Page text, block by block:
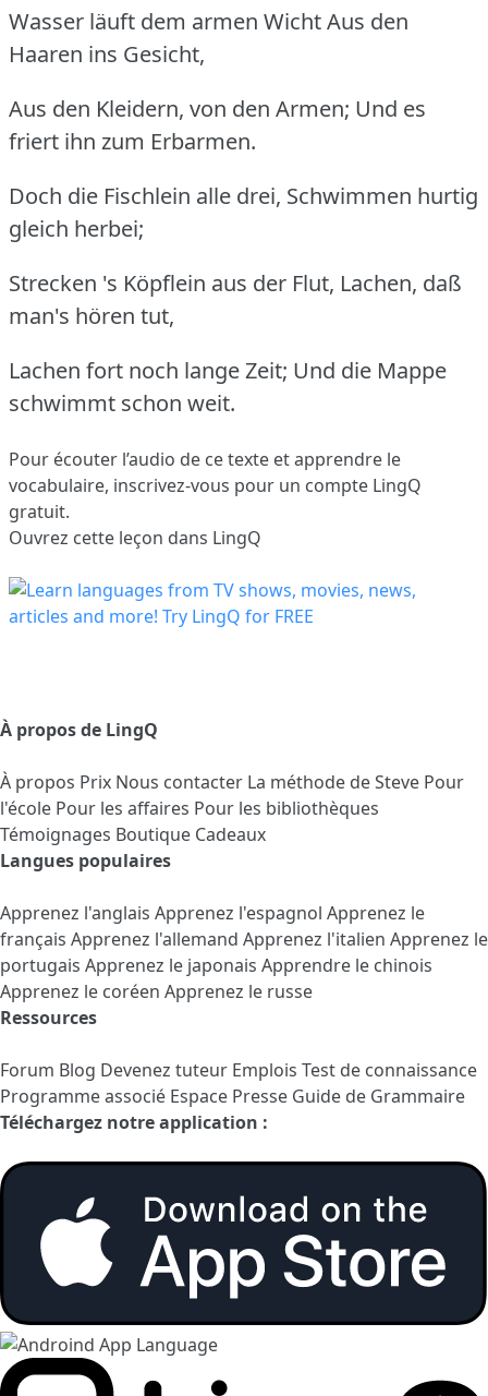
Wasser läuft dem armen Wicht Aus den
Haaren ins Gesicht,
Aus den Kleidern, von den Armen; Und es
friert ihn zum Erbarmen.
Doch die Fischlein alle drei, Schwimmen hurtig
gleich herbei;
Strecken 's Köpflein aus der Flut, Lachen, daß
man's hören tut,
Lachen fort noch lange Zeit; Und die Mappe
schwimmt schon weit.
Pour écouter l’audio de ce texte et apprendre le
vocabulaire, inscrivez-vous pour un compte LingQ
gratuit.
Ouvrez cette leçon dans LingQ
À propos de LingQ
À propos Prix Nous contacter La méthode de Steve Pour
l'école Pour les affaires Pour les bibliothèques
Témoignages Boutique Cadeaux
Langues populaires
Apprenez l'anglais Apprenez l'espagnol Apprenez le
français Apprenez l'allemand Apprenez l'italien Apprenez le
portugais Apprenez le japonais Apprendre le chinois
Apprenez le coréen Apprenez le russe
Ressources
Forum Blog Devenez tuteur Emplois Test de connaissance
Programme associé Espace Presse Guide de Grammaire
Téléchargez notre application :